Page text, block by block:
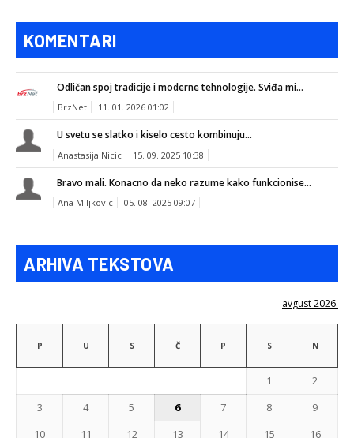
KOMENTARI
Odličan spoj tradicije i moderne tehnologije. Sviđa mi...
BrzNet 11. 01. 2026 01:02
U svetu se slatko i kiselo cesto kombinuju...
Anastasija Nicic 15. 09. 2025 10:38
Bravo mali. Konacno da neko razume kako funkcionise...
Ana Miljkovic 05. 08. 2025 09:07
ARHIVA TEKSTOVA
avgust 2026.
P U S Č P S N
1
2
3
4 5 6 7 8
9
10
11 12 13 14 15
16